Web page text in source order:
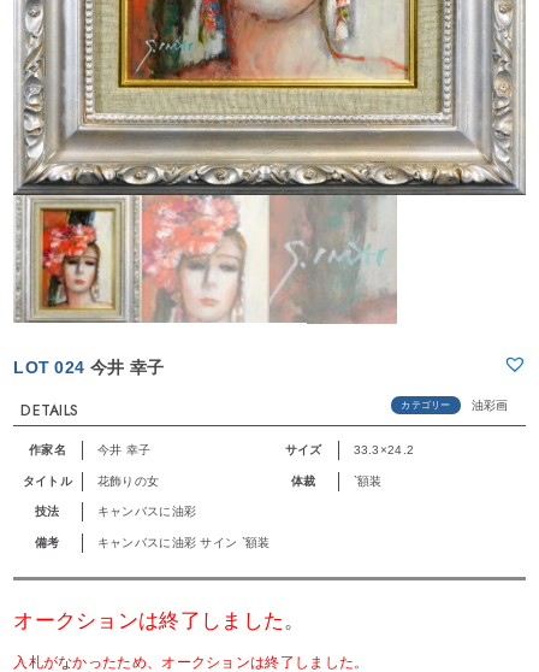
LOT 024 今井 幸子
DETAILS カテゴリー 油彩画
作家名 今井 幸子 サイズ 33.3×24.2
タイトル 花飾りの女 体裁 `額装
技法 キャンバスに油彩
備考 キャンバスに油彩 サイン `額装
オークションは終了しました 。
入札がなかったため、オークションは終了しました。